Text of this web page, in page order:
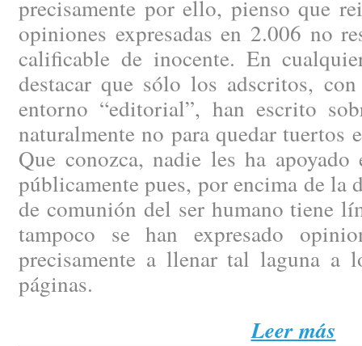
precisamente por ello, pienso que
opiniones expresadas en 2.006 no
calificable de inocente. En
destacar que sólo los adscritos,
entorno “editorial”, han escrito
naturalmente no para quedar tuertos
Que conozca, nadie les ha
públicamente pues, por encima de la
de comunión del ser humano tiene
tampoco se han expresado
precisamente a llenar tal laguna a
páginas.
Leer más